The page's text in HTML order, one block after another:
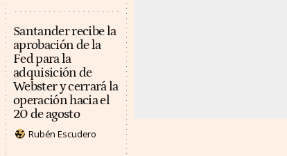
Santander recibe la
aprobación de la
Fed para la
adquisición de
Webster y cerrará la
operación hacia el
20 de agosto
Rubén Escudero